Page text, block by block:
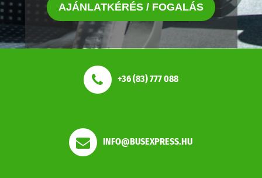
AJÁNLATKÉRÉS / FOGALÁS
+36 (83) 777 088
INFO@BUSEXPRESS.HU